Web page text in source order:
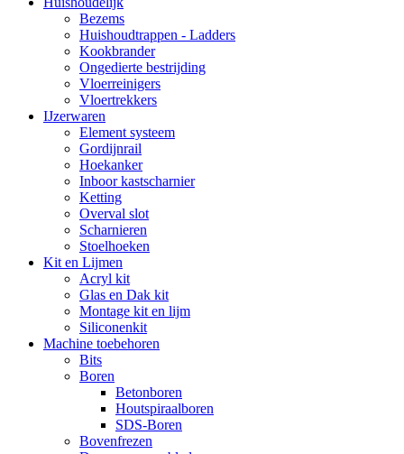
Bezems
Huishoudtrappen - Ladders
Kookbrander
Ongedierte bestrijding
Vloerreinigers
Vloertrekkers
IJzerwaren
Element systeem
Gordijnrail
Hoekanker
Inboor kastscharnier
Ketting
Overval slot
Scharnieren
Stoelhoeken
Kit en Lijmen
Acryl kit
Glas en Dak kit
Montage kit en lijm
Siliconenkit
Machine toebehoren
Bits
Boren
Betonboren
Houtspiraalboren
SDS-Boren
Bovenfrezen